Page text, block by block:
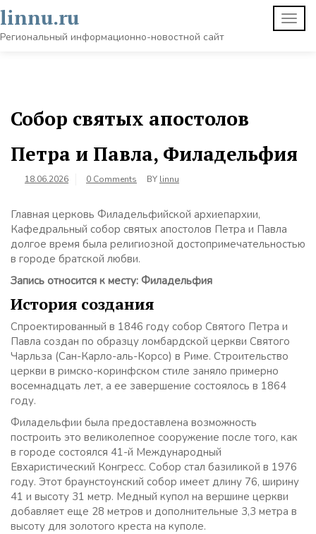
Skip
to
content
linnu.ru
Региональный информационно-новостной сайт
Собор святых апостолов
Петра и Павла, Филадельфия
18.06.2026 0 Comments BY linnu
Главная церковь Филадельфийской архиепархии,
Кафедральный собор святых апостолов Петра и Павла
долгое время была религиозной достопримечательностью
в городе братской любви.
Запись относится к месту: Филадельфия
История создания
Спроектированный в 1846 году собор Святого Петра и
Павла создан по образцу ломбардской церкви Святого
Чарльза (Сан-Карло-аль-Корсо) в Риме. Строительство
церкви в римско-коринфском стиле заняло примерно
восемнадцать лет, а ее завершение состоялось в 1864
году.
Филадельфии была предоставлена ​​возможность
построить это великолепное сооружение после того, как
в городе состоялся 41-й Международный
Евхаристический Конгресс. Собор стал базиликой в ​​1976
году. Этот браунстоунский собор имеет длину 76, ширину
41 и высоту 31 метр. Медный купол на вершине церкви
добавляет еще 28 метров и дополнительные 3,3 метра в
высоту для золотого креста на куполе.